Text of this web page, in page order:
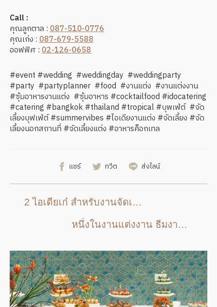
Call :
คุณลูกตาล :087-510-0776
คุณเก่ง :087-679-5588
ออฟฟิศ :02-126-0658
#event #wedding #weddingday #weddingparty
#party #partyplanner #food #งานแต่ง #งานแต่งงาน
#ซุ้มอาหารงานแต่ง #ซุ้มอาหาร #cocktailfood #idocatering
#catering #bangkok #thailand #tropical #บุพเฟ่ต์ #จัด
เลี้ยงบุฟเฟ่ต์ #summervibes #ไอเดียงานแต่ง #จัดเลี้ยง #จัด
เลี้ยงนอกสถานที่ #จัดเลี้ยงแต่ง #อาหารค็อกเทล
แชร์ ทวีต ส่งไลน์
2 ไอเดียเก๋ สำหรับงานจัดเลี้ยง catering อย่างมีสไตล์ โดดเด่น สวยงามและแตกต่าง สำหรับงานอีเว้นท์
หนึ่งในงานแต่งงาน ธีมงานสีเฉดชมพู อ่อนหวาน ที่ดูโก้ หรูหรา เต็มไปด้วยรอยยิ้ม แห่งความสุข